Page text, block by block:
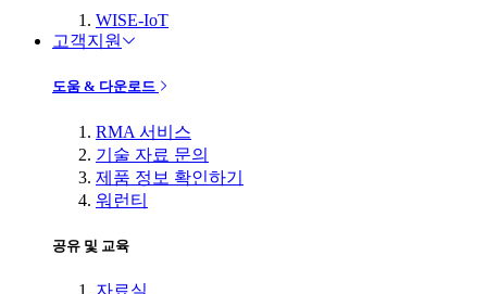
WISE-IoT
고객지원
도움 & 다운로드
RMA 서비스
기술 자료 문의
제품 정보 확인하기
워런티
공유 및 교육
자료실